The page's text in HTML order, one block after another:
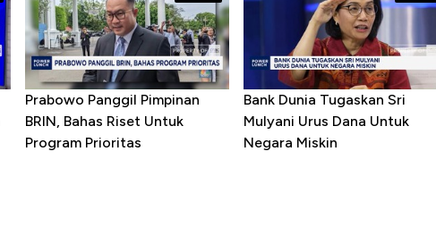
Prabowo Panggil Pimpinan
BRIN, Bahas Riset Untuk
Program Prioritas
Bank Dunia Tugaskan Sri
Mulyani Urus Dana Untuk
Negara Miskin